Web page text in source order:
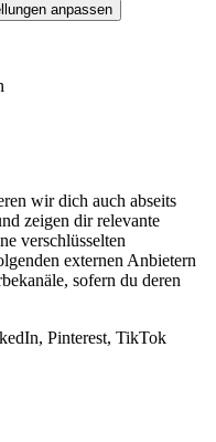
anpassen
wir dich auch abseits
zeigen dir relevante
verschlüsselten
externen Anbietern
sofern du deren
Pinterest, TikTok